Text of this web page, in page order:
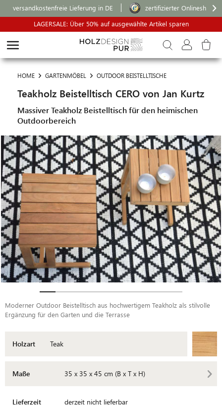
versandkostenfreie Lieferung in DE
zertifizierter Onlineshop
LAGERSALE: Über 50% auf ausgewählte Artikel sparen
HOME GARTENMÖBEL OUTDOOR BEISTELLTISCHE
Teakholz Beistelltisch CERO von Jan Kurtz
Massiver Teakholz Beistelltisch für den heimischen
Outdoorbereich
Moderner Outdoor Beistelltisch aus hochwertigem Teakholz als stilvolle
Ergänzung für den Garten und die Terrasse
Holzart Teak
Maße 35 x 35 x 45 cm (B x T x H)
Lieferzeit derzeit nicht lieferbar